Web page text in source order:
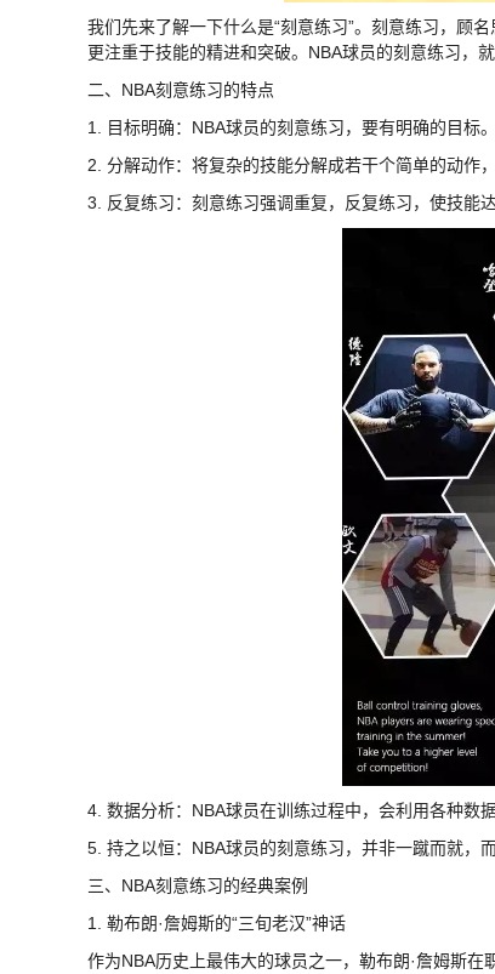
我们先来了解一下什么是“刻意练习”。刻意练习，顾
更注重于技能的精进和突破。NBA球员的刻意练习，
二、NBA刻意练习的特点
1. 目标明确：NBA球员的刻意练习，要有明确的目标
2. 分解动作：将复杂的技能分解成若干个简单的动作
3. 反复练习：刻意练习强调重复，反复练习，使技能
4. 数据分析：NBA球员在训练过程中，会利用各种数
5. 持之以恒：NBA球员的刻意练习，并非一蹴而就，
三、NBA刻意练习的经典案例
1. 勒布朗·詹姆斯的“三旬老汉”神话
作为NBA历史上最伟大的球员之一，勒布朗·詹姆斯